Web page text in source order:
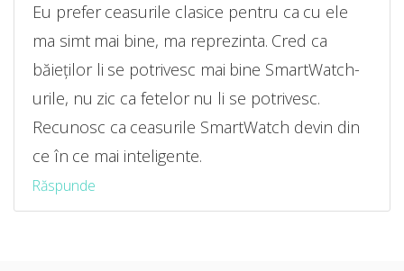
Eu prefer ceasurile clasice pentru ca cu ele
ma simt mai bine, ma reprezinta. Cred ca
băieților li se potrivesc mai bine SmartWatch-
urile, nu zic ca fetelor nu li se potrivesc.
Recunosc ca ceasurile SmartWatch devin din
ce în ce mai inteligente.
Răspunde